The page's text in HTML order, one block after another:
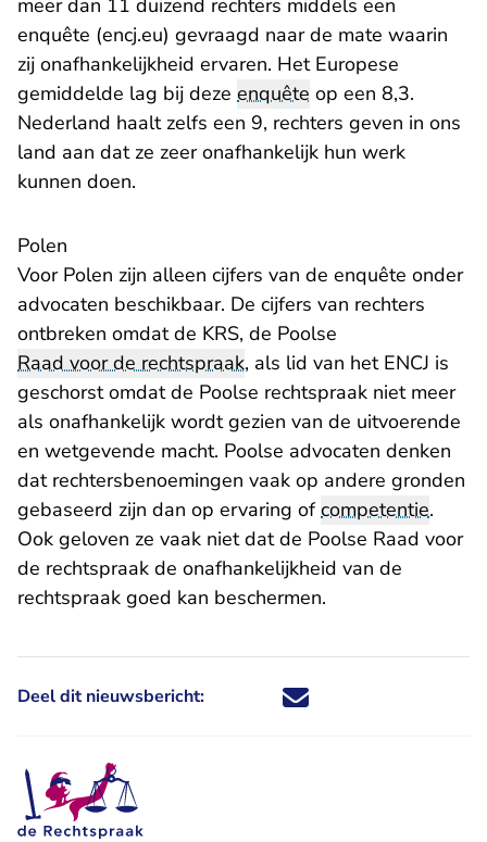
meer dan 11 duizend rechters middels een
enquête (encj.eu) - U verlaat Rechtspraak.nl
gevraagd naar de mate waarin
zij onafhankelijkheid ervaren. Het Europese
gemiddelde lag bij deze enquête op een 8,3.
Nederland haalt zelfs een 9, rechters geven in ons
land aan dat ze zeer onafhankelijk hun werk
kunnen doen.
Polen
Voor Polen zijn alleen cijfers van de enquête onder
advocaten beschikbaar. De cijfers van rechters
ontbreken omdat de KRS, de Poolse
Raad voor de rechtspraak, als lid van het ENCJ is
geschorstomdat de Poolse rechtspraak niet meer
als onafhankelijk wordt gezien van de uitvoerende
en wetgevende macht. Poolse advocaten denken
dat rechtersbenoemingen vaak op andere gronden
gebaseerd zijn dan op ervaring ofcompetentie.
Ook geloven ze vaak niet dat de Poolse Raad voor
de rechtspraak de onafhankelijkheid van de
rechtspraak goed kan beschermen.
Deel dit nieuwsbericht: Deel dit nieuwsbericht via X -
Deel dit nieuwsbericht via
Deel dit nieuwsbericht
Deel dit